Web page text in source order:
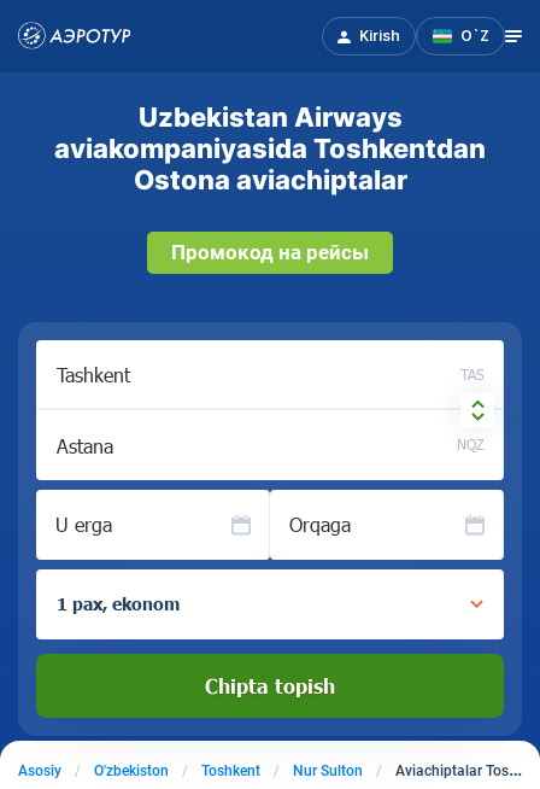
Kirish O`Z
Uzbekistan Airways
aviakompaniyasida Toshkentdan
Ostona aviachiptalar
Промокод на рейсы
TAS
NQZ
U erga Orqaga
1 pax, ekonom
Chipta topish
Asosiy O'zbekiston Toshkent Nur Sulton Aviachiptalar Toshkentdan Nur Sultonga